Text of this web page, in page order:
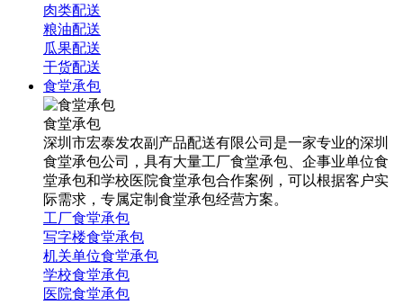
肉类配送
粮油配送
瓜果配送
干货配送
食堂承包
食堂承包
深圳市宏泰发农副产品配送有限公司是一家专业的深圳
食堂承包公司，具有大量工厂食堂承包、企事业单位食
堂承包和学校医院食堂承包合作案例，可以根据客户实
际需求，专属定制食堂承包经营方案。
工厂食堂承包
写字楼食堂承包
机关单位食堂承包
学校食堂承包
医院食堂承包